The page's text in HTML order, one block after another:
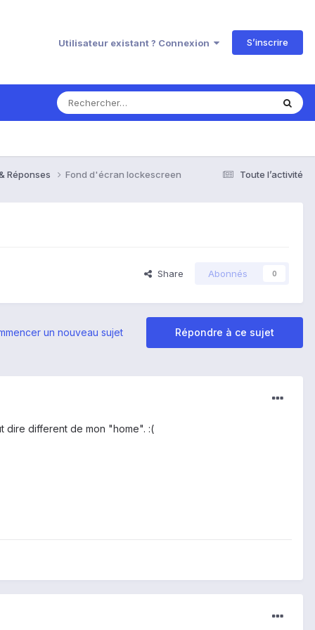
Utilisateur existant ? Connexion S’inscrire
Toute l’activité
Réponses Fond d'écran lockescreen
Share Abonnés 0
Répondre à ce sujet
un nouveau sujet
dire different de mon "home". :(